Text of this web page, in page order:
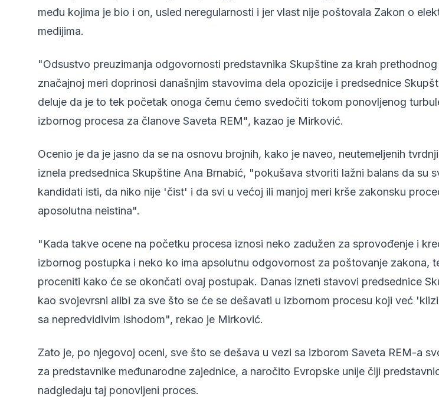
među kojima je bio i on, usled neregularnosti i jer vlast nije poštovala Zakon o
medijima.
"Odsustvo preuzimanja odgovornosti predstavnika Skupštine za krah
značajnoj meri doprinosi današnjim stavovima dela opozicije i predsednice
deluje da je to tek početak onoga čemu ćemo svedočiti tokom ponovljenog
izbornog procesa za članove Saveta REM", kazao je Mirković.
Ocenio je da je jasno da se na osnovu brojnih, kako je naveo, neutemeljenih
iznela predsednica Skupštine Ana Brnabić, "pokušava stvoriti lažni balans da su
kandidati isti, da niko nije 'čist' i da svi u većoj ili manjoj meri krše zakonsku
aposolutna neistina".
"Kada takve ocene na početku procesa iznosi neko zadužen za sprovođenje i
izbornog postupka i neko ko ima apsolutnu odgovornost za poštovanje zakona,
proceniti kako će se okončati ovaj postupak. Danas izneti stavovi predsednice
kao svojevrsni alibi za sve što se će se dešavati u izbornom procesu koji već
sa nepredvidivim ishodom", rekao je Mirković.
Zato je, po njegovoj oceni, sve što se dešava u vezi sa izborom Saveta REM-a
za predstavnike međunarodne zajednice, a naročito Evropske unije čiji
nadgledaju taj ponovljeni proces.